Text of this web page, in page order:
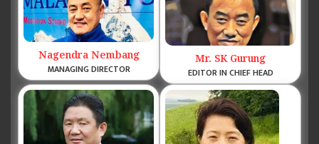
Nagendra Nembang
MANAGING DIRECTOR
Mr. SK Gurung
EDITOR IN CHIEF HEAD